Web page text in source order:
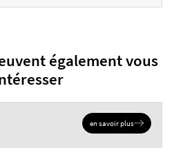
également vous
en savoir plus